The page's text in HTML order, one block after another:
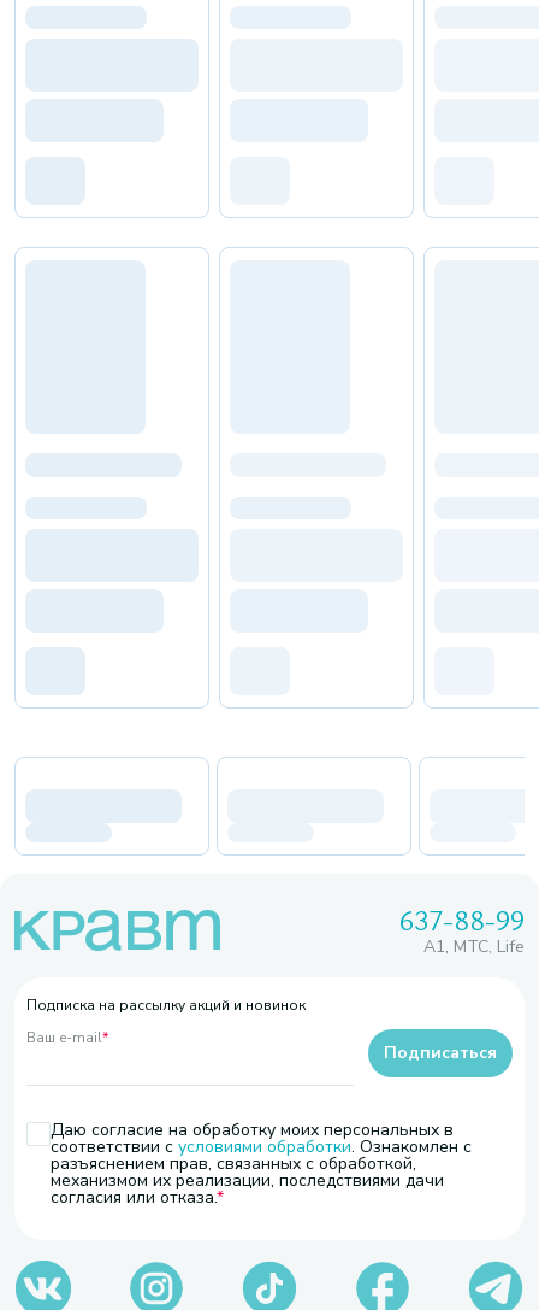
637-88-99
A1, МТС, Life
Подписка на рассылку акций и новинок
Ваш e-mail*
Даю согласие на обработку моих персональных в
соответствии с условиями обработки. Ознакомлен с
разъяснением прав, связанных с обработкой,
механизмом их реализации, последствиями дачи
согласия или отказа.
Подписаться